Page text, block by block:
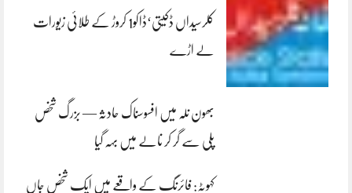
کلرسیداں ڈکیتی‘ڈاکو1 کروڑ کے طلائی زیورات
لے اڑے
بھون نلہ میں افسوسناک حادثہ — بزرگ شخص
پلی سے گر کر نالے میں بہہ گیا
کہوٹہ: فائرنگ کے واقعے میں ایک شخص جاں